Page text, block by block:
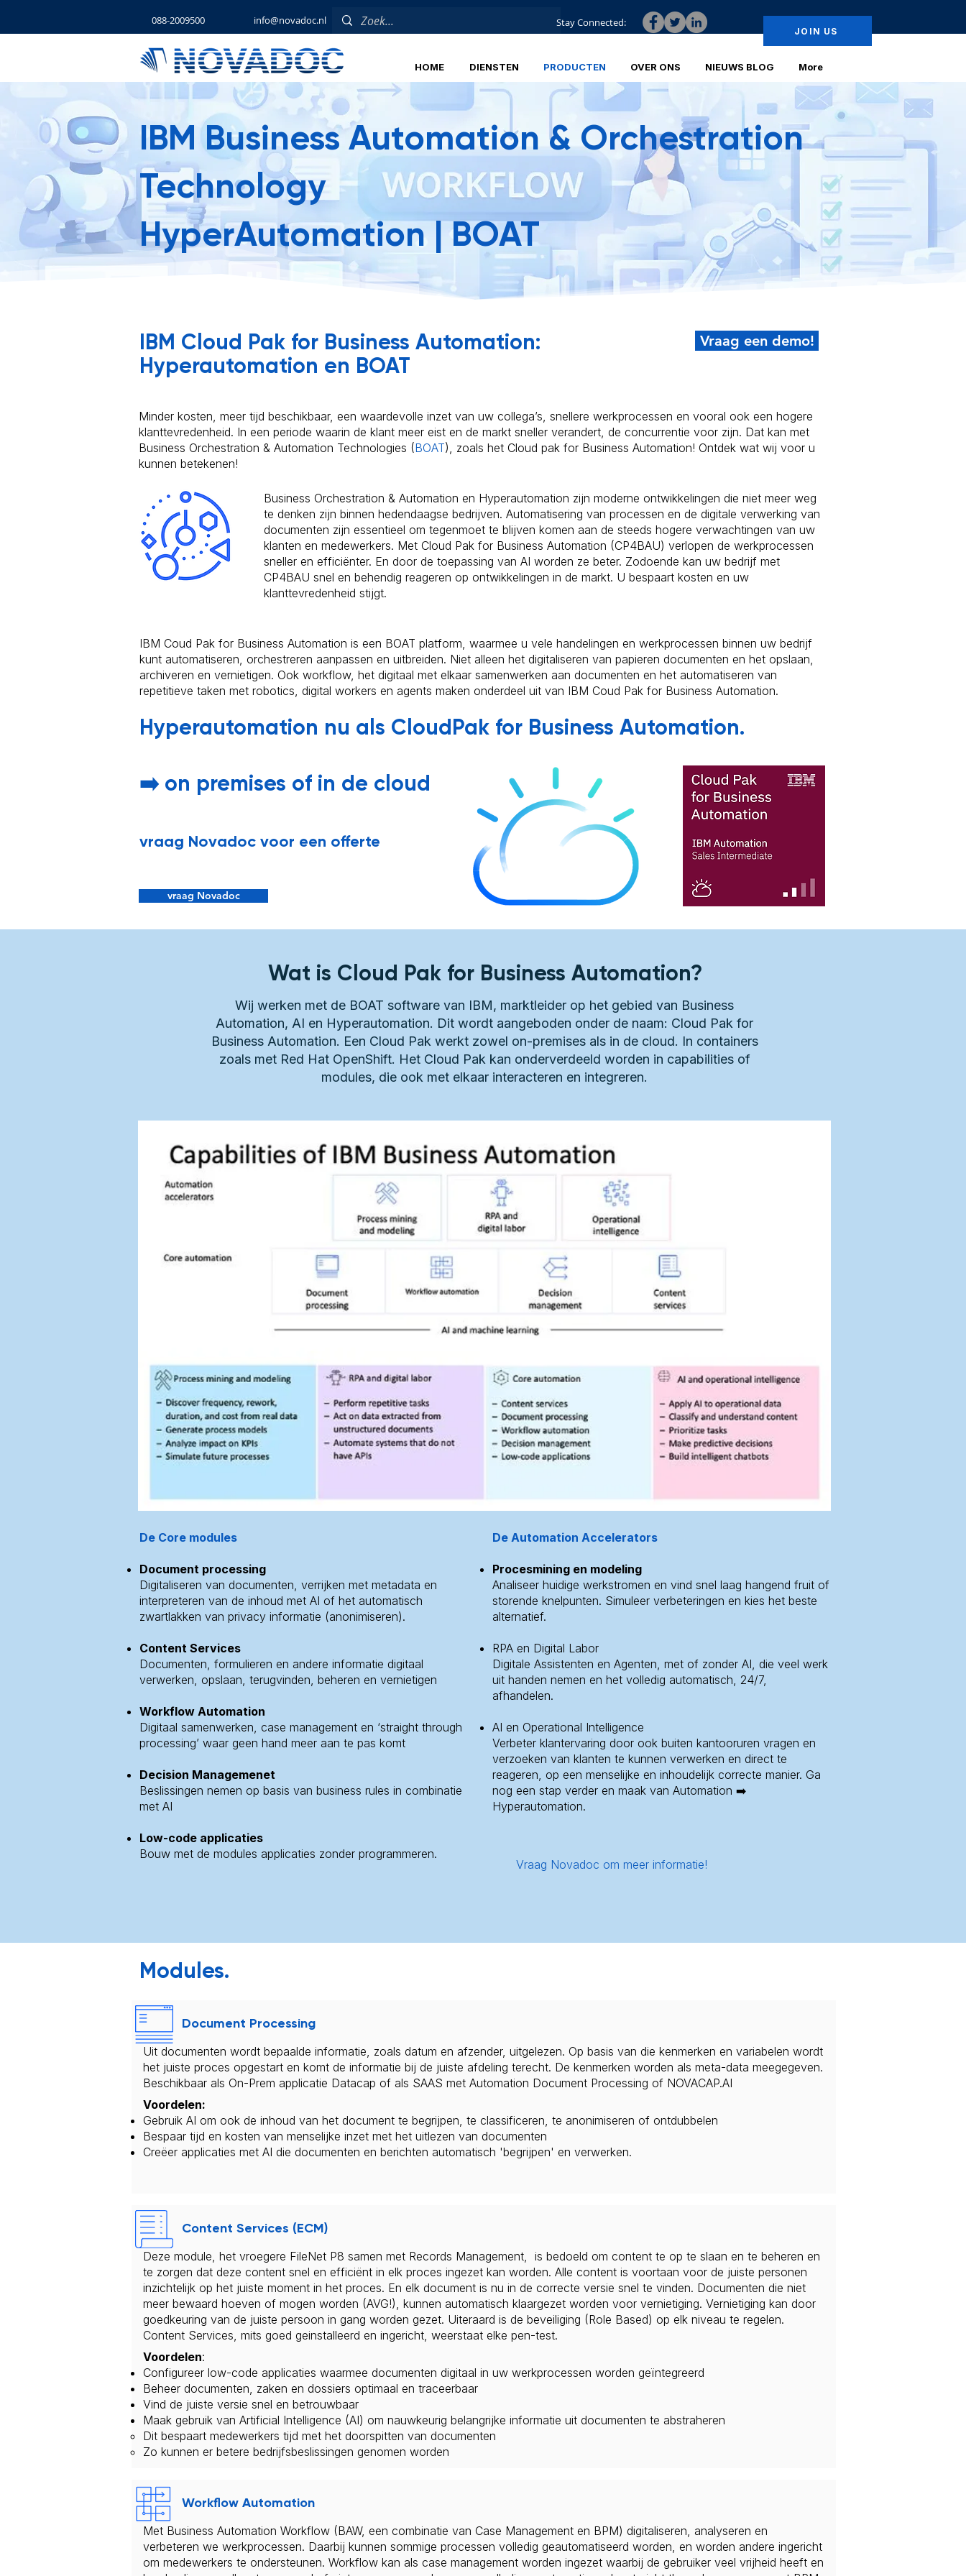
088-2009500 info@novadoc.nl Stay Connected:
JOIN US
HOME DIENSTEN PRODUCTEN OVER ONS NIEUWS BLOG More
IBM Business Automation & Orchestration
Technology
HyperAutomation | BOAT
IBM Cloud Pak for Business Automation:
Hyperautomation en BOAT
Vraag een demo!
Minder kosten, meer tijd beschikbaar, een waardevolle inzet van uw collega’s, snellere werkprocessen en vooral ook een hogere
klanttevredenheid. In een periode waarin de klant meer eist en de markt sneller verandert, de concurrentie voor zijn. Dat kan met
Business Orchestration & Automation Technologies (BOAT), zoals het Cloud pak for Business Automation! Ontdek wat wij voor u
kunnen betekenen!
Business Orchestration & Automation en Hyperautomation zijn moderne ontwikkelingen die niet meer weg
te denken zijn binnen hedendaagse bedrijven. Automatisering van processen en de digitale verwerking van
documenten zijn essentieel om tegenmoet te blijven komen aan de steeds hogere verwachtingen van uw
klanten en medewerkers. Met Cloud Pak for Business Automation (CP4BAU) verlopen de werkprocessen
sneller en efficiënter. En door de toepassing van AI worden ze beter. Zodoende kan uw bedrijf met
CP4BAU snel en behendig reageren op ontwikkelingen in de markt. U bespaart kosten en uw
klanttevredenheid stijgt.
IBM Coud Pak for Business Automation is een BOAT platform, waarmee u vele handelingen en werkprocessen binnen uw bedrijf
kunt automatiseren, orchestreren aanpassen en uitbreiden. Niet alleen het digitaliseren van papieren documenten en het opslaan,
archiveren en vernietigen. Ook workflow, het digitaal met elkaar samenwerken aan documenten en het automatiseren van
repetitieve taken met robotics, digital workers en agents maken onderdeel uit van IBM Coud Pak for Business Automation.
Hyperautomation nu als CloudPak for Business Automation.
➡️ on premises of in de cloud
vraag Novadoc voor een offerte
vraag Novadoc
Wat is Cloud Pak for Business Automation?
Wij werken met de BOAT software van IBM, marktleider op het gebied van Business
Automation, AI en Hyperautomation. Dit wordt aangeboden onder de naam: Cloud Pak for
Business Automation. Een Cloud Pak werkt zowel on-premises als in de cloud. In containers
zoals met Red Hat OpenShift. Het Cloud Pak kan onderverdeeld worden in capabilities of
modules, die ook met elkaar interacteren en integreren.
De Core modules
Document processing
Digitaliseren van documenten, verrijken met metadata en
interpreteren van de inhoud met AI of het automatisch
zwartlakken van privacy informatie (anonimiseren).
Content Services
Documenten, formulieren en andere informatie digitaal
verwerken, opslaan, terugvinden, beheren en vernietigen
Workflow Automation
Digitaal samenwerken, case management en ‘straight through
processing’ waar geen hand meer aan te pas komt
Decision Managemenet
Beslissingen nemen op basis van business rules in combinatie
met AI
Low-code applicaties
Bouw met de modules applicaties zonder programmeren.
De Automation Accelerators
Procesmining en modeling
Analiseer huidige werkstromen en vind snel laag hangend fruit of
storende knelpunten. Simuleer verbeteringen en kies het beste
alternatief.
RPA en Digital Labor
Digitale Assistenten en Agenten, met of zonder AI, die veel werk
uit handen nemen en het volledig automatisch, 24/7,
afhandelen.
AI en Operational Intelligence
Verbeter klantervaring door ook buiten kantooruren vragen en
verzoeken van klanten te kunnen verwerken en direct te
reageren, op een menselijke en inhoudelijk correcte manier. Ga
nog een stap verder en maak van Automation ➡️
Hyperautomation.
Vraag Novadoc om meer informatie!
Modules.
Document Processing
Uit documenten wordt bepaalde informatie, zoals datum en afzender, uitgelezen. Op basis van die kenmerken en variabelen wordt
het juiste proces opgestart en komt de informatie bij de juiste afdeling terecht. De kenmerken worden als meta-data meegegeven.
Beschikbaar als On-Prem applicatie Datacap of als SAAS met Automation Document Processing of NOVACAP.AI
Voordelen:
Gebruik AI om ook de inhoud van het document te begrijpen, te classificeren, te anonimiseren of ontdubbelen
Bespaar tijd en kosten van menselijke inzet met het uitlezen van documenten
Creëer applicaties met AI die documenten en berichten automatisch 'begrijpen' en verwerken.
Content Services (ECM)
Deze module, het vroegere FileNet P8 samen met Records Management, is bedoeld om content te op te slaan en te beheren en
te zorgen dat deze content snel en efficiënt in elk proces ingezet kan worden. Alle content is voortaan voor de juiste personen
inzichtelijk op het juiste moment in het proces. En elk document is nu in de correcte versie snel te vinden. Documenten die niet
meer bewaard hoeven of mogen worden (AVG!), kunnen automatisch klaargezet worden voor vernietiging. Vernietiging kan door
goedkeuring van de juiste persoon in gang worden gezet. Uiteraard is de beveiliging (Role Based) op elk niveau te regelen.
Content Services, mits goed geinstalleerd en ingericht, weerstaat elke pen-test.
Voordelen:
Configureer low-code applicaties waarmee documenten digitaal in uw werkprocessen worden geïntegreerd
Beheer documenten, zaken en dossiers optimaal en traceerbaar
Vind de juiste versie snel en betrouwbaar
Maak gebruik van Artificial Intelligence (AI) om nauwkeurig belangrijke informatie uit documenten te abstraheren
Dit bespaart medewerkers tijd met het doorspitten ​van documenten
Zo kunnen er betere bedrijfsbeslissingen genomen worden
Workflow Automation
Met Business Automation Workflow (BAW, een combinatie van Case Management en BPM) digitaliseren, analyseren en
verbeteren we werkprocessen. Daarbij kunnen sommige processen volledig geautomatiseerd worden, en worden andere ingericht
om medewerkers te ondersteunen. Workflow kan als case management worden ingezet waarbij de gebruiker veel vrijheid heeft en